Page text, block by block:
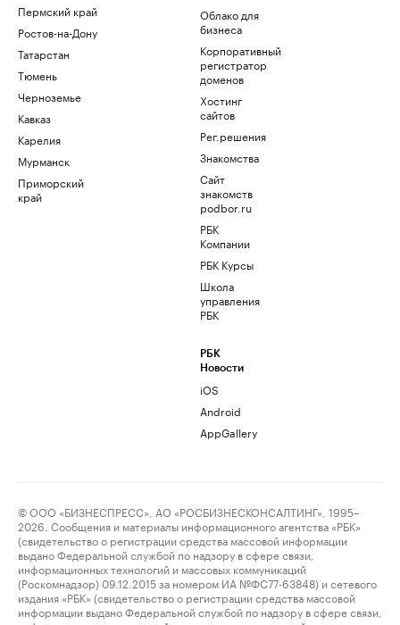
Пермский край
Ростов-на-Дону
Татарстан
Тюмень
Черноземье
Кавказ
Карелия
Мурманск
Приморский
край
Облако для
бизнеса
Корпоративный
регистратор
доменов
Хостинг
сайтов
Рег.решения
Знакомства
Сайт
знакомств
podbor.ru
РБК
Компании
РБК Курсы
Школа
управления
РБК
РБК
Новости
iOS
Android
AppGallery
© ООО «БИЗНЕСПРЕСС», АО «РОСБИЗНЕСКОНСАЛТИНГ», 1995–
2026. Сообщения и материалы информационного агентства «РБК»
(свидетельство о регистрации средства массовой информации
выдано Федеральной службой по надзору в сфере связи,
информационных технологий и массовых коммуникаций
(Роскомнадзор) 09.12.2015 за номером ИА №ФС77-63848) и сетевого
издания «РБК» (свидетельство о регистрации средства массовой
информации выдано Федеральной службой по надзору в сфере связи,